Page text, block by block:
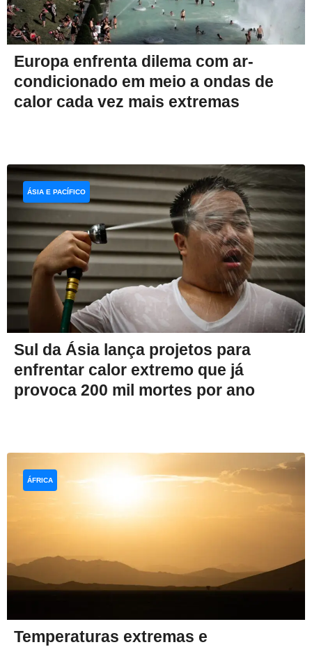
Europa enfrenta dilema com ar-
condicionado em meio a ondas de
calor cada vez mais extremas
Sul da Ásia lança projetos para
enfrentar calor extremo que já
provoca 200 mil mortes por ano
ÁSIA E PACÍFICO
Temperaturas extremas e
ÁFRICA